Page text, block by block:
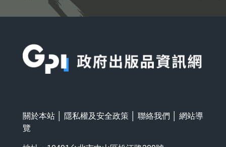
關於本站 隱私權及安全政策 聯絡我們
網站導
覽